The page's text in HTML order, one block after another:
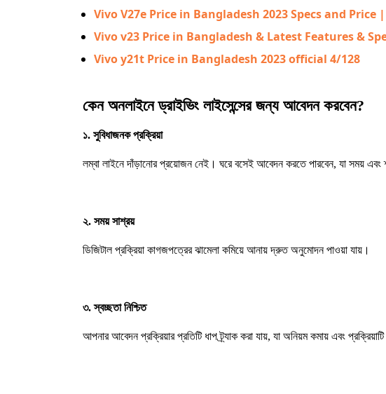
Vivo V27e Price in Bangladesh 2023 Specs and
Vivo v23 Price in Bangladesh & Latest Features & Specs
Vivo y21t Price in Bangladesh 2023 official 4/128
কেন অনলাইনে ড্রাইভিং লাইসেন্সের জন্য আবেদন করবেন?
১. সুবিধাজনক প্রক্রিয়া
লম্বা লাইনে দাঁড়ানোর প্রয়োজন নেই। ঘরে বসেই আবেদন করতে পারবেন, যা সময় এবং
২. সময় সাশ্রয়
ডিজিটাল প্রক্রিয়া কাগজপত্রের ঝামেলা কমিয়ে আনায় দ্রুত অনুমোদন পাওয়া যায়।
৩. স্বচ্ছতা নিশ্চিত
আপনার আবেদন প্রক্রিয়ার প্রতিটি ধাপ ট্র্যাক করা যায়, যা অনিয়ম কমায় এবং